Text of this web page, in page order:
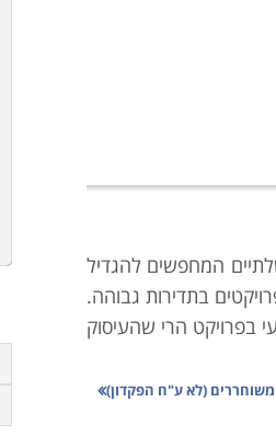
המחפשים להגדיל
בתדירות גבוהה.
בפרויקט הרי שהעיסוק
משוחררים (לא ע"ח הפקדון)